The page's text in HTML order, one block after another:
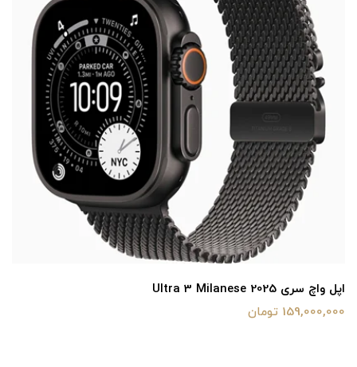
اپل واچ سری Ultra 3 Milanese 2025
159,000,000 تومان